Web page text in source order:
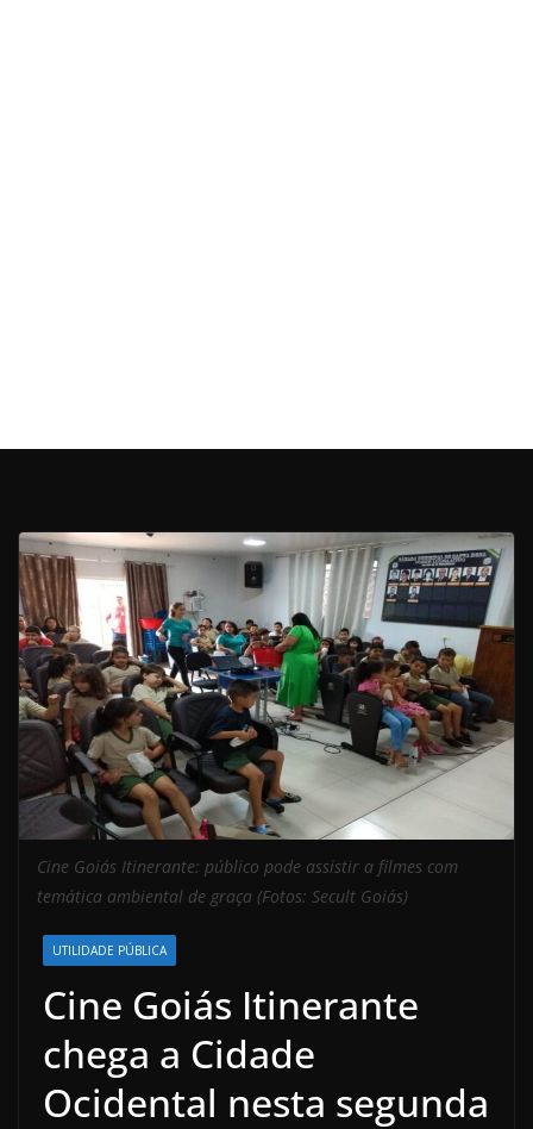
Cine Goiás Itinerante: público pode assistir a filmes com
temática ambiental de graça (Fotos: Secult Goiás)
UTILIDADE PÚBLICA
Cine Goiás Itinerante
chega a Cidade
Ocidental nesta segunda